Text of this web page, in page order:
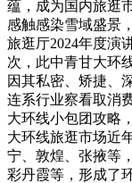
蕴，成为国内旅逛
感触感染雪域盛景
旅逛厅2024年度演
次，此中青甘大环
因其私密、矫捷、
连系行业察看取消
大环线小包团攻略
大环线旅逛市场近
宁、敦煌、张掖等
彩丹霞等，形成了